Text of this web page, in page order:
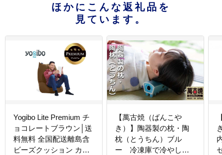
ほかにこんな返礼品を
見ています。
Yogibo Lite Premium チ
ョコレートブラウン│送
料無料 全国配送離島含
ビーズクッション カバ
【萬古焼（ばんこや
き）】陶器製の枕・陶
枕（とうちん）ブル
ー 冷凍庫で冷やして